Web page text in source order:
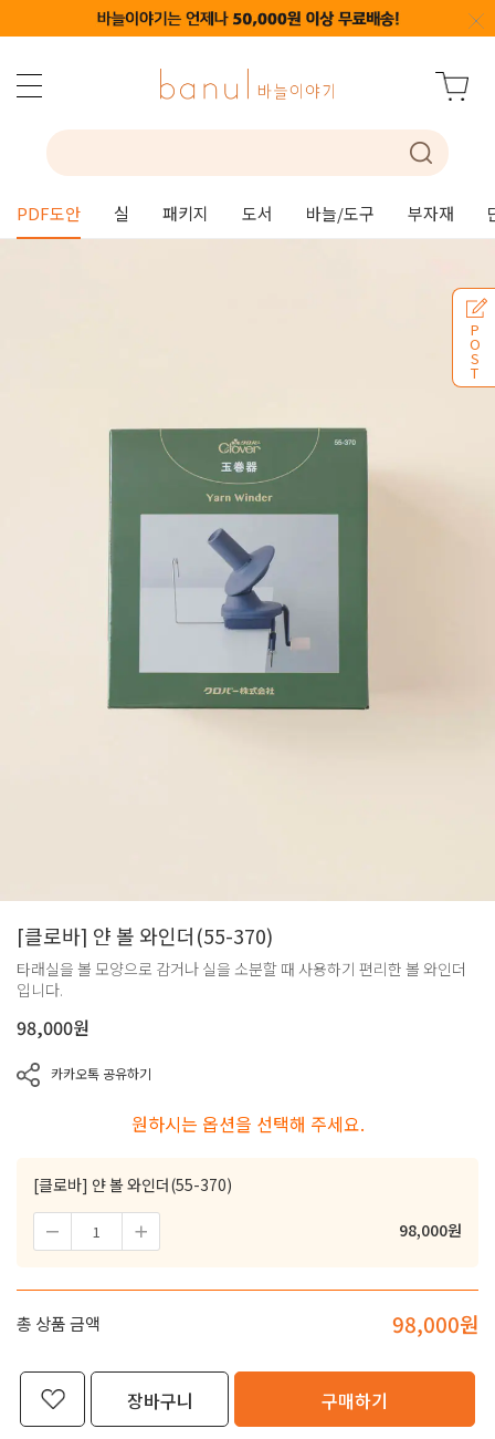
PDF도안 실 패키지 도서 바늘/도구 부자재
P
O
S
T
[클로바] 얀 볼 와인더(55-370)
타래실을 볼 모양으로 감거나 실을 소분할 때 사용하기 편리한 볼 와인더
입니다.
98,000원
카카오톡 공유하기
원하시는 옵션을 선택해 주세요.
[클로바] 얀 볼 와인더(55-370)
98,000원
총 상품 금액 98,000원
장바구니 구매하기